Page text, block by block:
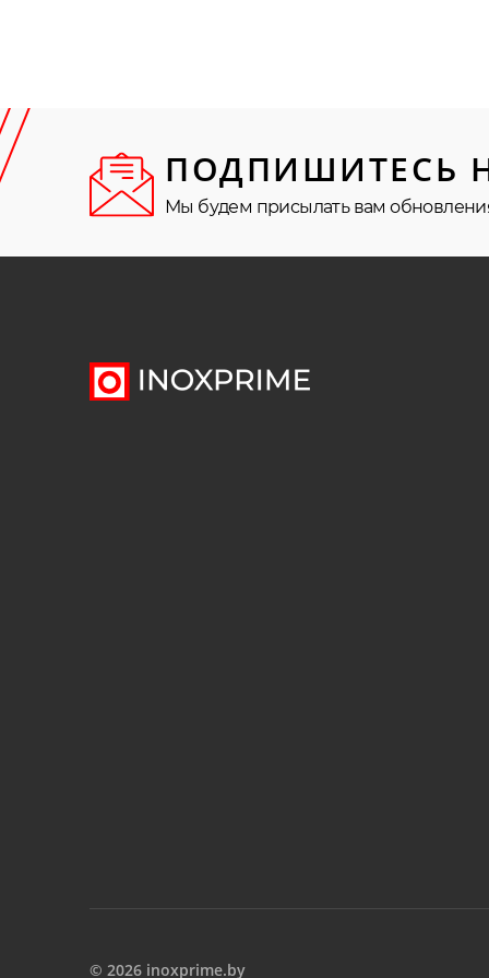
ПОДПИШИТЕСЬ
Мы будем присылать вам
© 2026 inoxprime.by